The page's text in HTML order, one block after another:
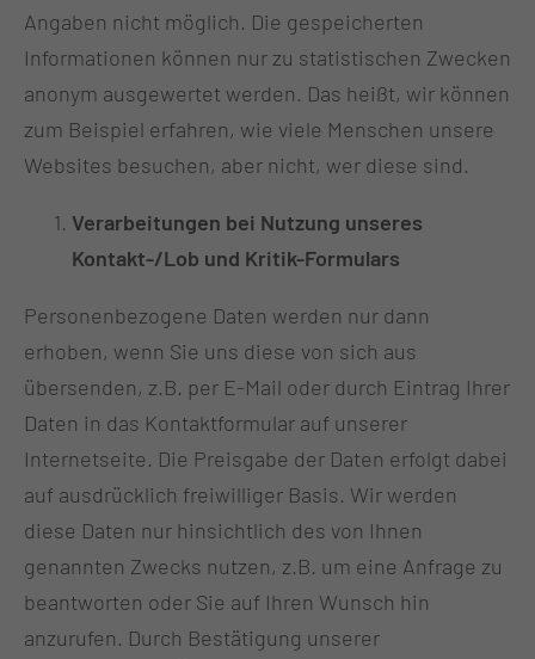
Angaben nicht möglich. Die gespeicherten
Informationen können nur zu statistischen Zwecken
anonym ausgewertet werden. Das heißt, wir können
zum Beispiel erfahren, wie viele Menschen unsere
Websites besuchen, aber nicht, wer diese sind.
Verarbeitungen bei Nutzung unseres
Kontakt-/Lob und Kritik-Formulars
Personenbezogene Daten werden nur dann
erhoben, wenn Sie uns diese von sich aus
übersenden, z.B. per E-Mail oder durch Eintrag Ihrer
Daten in das Kontaktformular auf unserer
Internetseite. Die Preisgabe der Daten erfolgt dabei
auf ausdrücklich freiwilliger Basis. Wir werden
diese Daten nur hinsichtlich des von Ihnen
genannten Zwecks nutzen, z.B. um eine Anfrage zu
beantworten oder Sie auf Ihren Wunsch hin
anzurufen. Durch Bestätigung unserer